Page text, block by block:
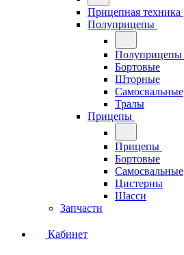
Прицепная техника
Полуприцепы
Полуприцепы
Бортовые
Шторные
Самосвальные
Тралы
Прицепы
Прицепы
Бортовые
Самосвальные
Цистерны
Шасси
Запчасти
Кабинет